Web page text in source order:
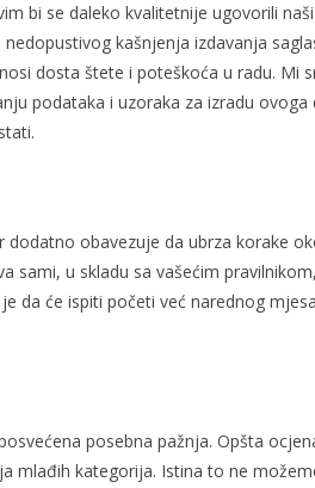
bi se daleko kvalitetnije ugovorili
kašnjenja izdavanja
dosta štete i poteškoća u radu. Mi
podataka i uzoraka za izradu ovoga
dodatno obavezuje da ubrza korake
sami, u skladu sa vašećim
da će ispiti početi već narednog
posebna pažnja. Opšta
mlađih kategorija. Istina to ne